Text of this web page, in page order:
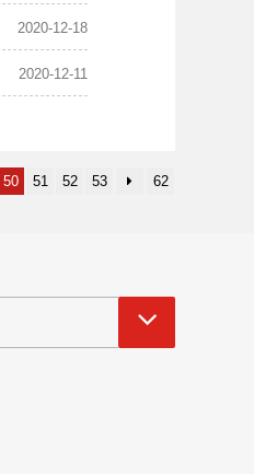
2020-12-18
2020-12-11
50 51 52 53 62